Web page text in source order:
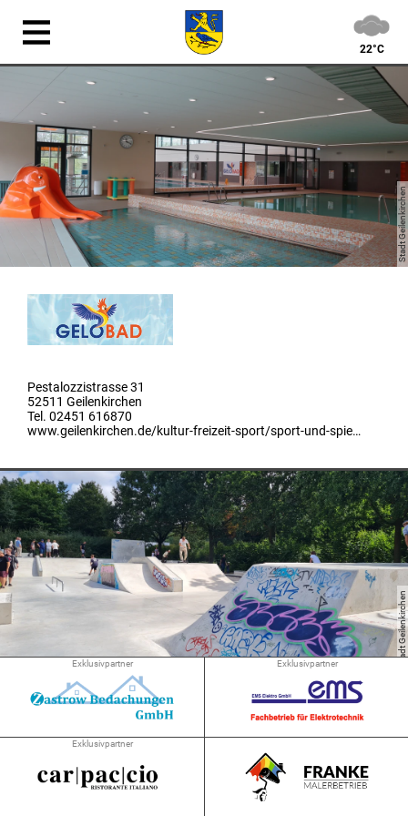
22°C
Stadt Geilenkirchen
Pestalozzistrasse 31
52511 Geilenkirchen
Tel. 02451 616870
www.geilenkirchen.de/kultur-freizeit-sport/sport-und-spiel/hallenbad/
Stadt Geilenkirchen
Freizeitangebote und Veranstaltungen
Exklusivpartner Exklusivpartner
Exklusivpartner